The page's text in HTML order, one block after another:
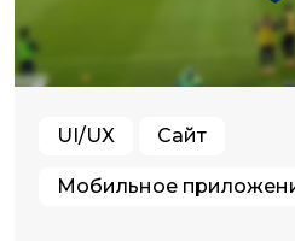
UI/UX Сайт
Мобильное